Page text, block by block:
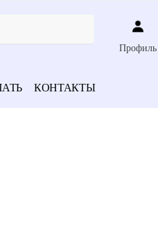
Профиль
КОНТАКТЫ